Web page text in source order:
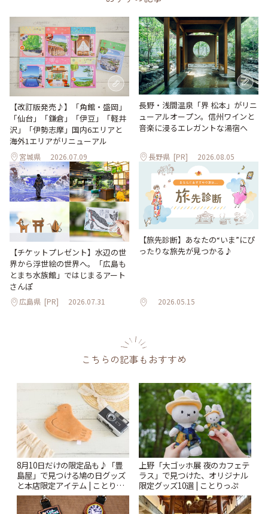
【改訂版発売♪】「角館・盛岡」
「仙台」「鎌倉」「伊豆」「軽井
沢」「伊勢志摩」国内6エリアと
海外1エリアがリニューアル
宮城県 2026.07.09
長野・浅間温泉「界 松本」がリニ
ューアルオープン。信州ワインと
音楽に浸るエレガントな湯宿へ
長野県 [PR] 2026.08.05
【チケットプレゼント】水辺の世
界から浮世絵の世界へ。「広島も
とまち水族館」ではじまるアート
さんぽ
広島県 [PR] 2026.07.31
【旅先診断】あなたの“いま”にぴ
ったりな旅先が見つかる♪
2026.05.15
こちらの記事もおすすめ
8月10日だけの限定品も♪「豊
島屋」で見つける鳩の日グッズ
と本店限定アイテム | ことりっ
ぷ
上野「大ゴッホ展 夜のカフェテ
ラス」で見つけた、オリジナル
限定グッズ10選 | ことりっぷ